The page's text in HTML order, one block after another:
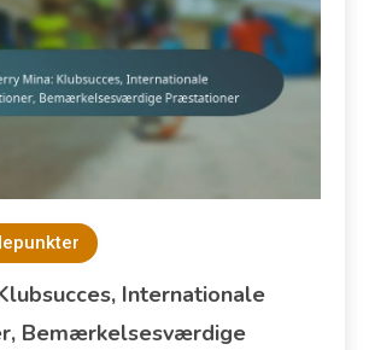
Internationale
Bemærkelsesværdige